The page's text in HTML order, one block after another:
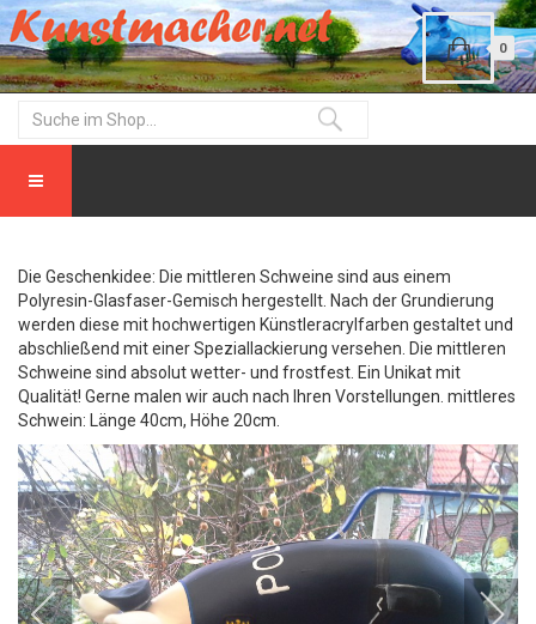
0
Die Geschenkidee: Die mittleren Schweine sind aus einem
Polyresin-Glasfaser-Gemisch hergestellt. Nach der Grundierung
werden diese mit hochwertigen Künstleracrylfarben gestaltet und
abschließend mit einer Speziallackierung versehen. Die mittleren
Schweine sind absolut wetter- und frostfest. Ein Unikat mit
Qualität! Gerne malen wir auch nach Ihren Vorstellungen. mittleres
Schwein: Länge 40cm, Höhe 20cm.